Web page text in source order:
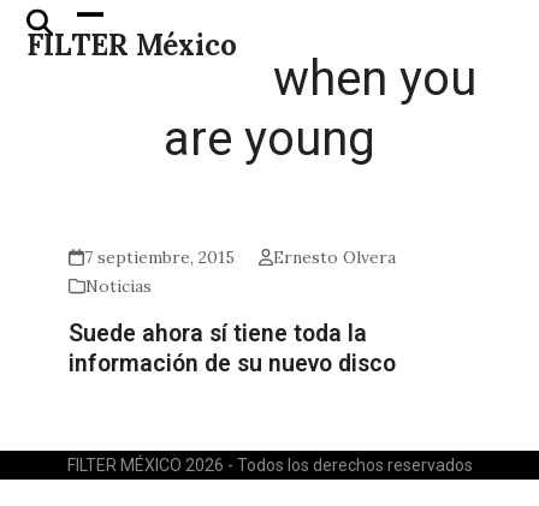
Skip
FILTER México
Open
mobile
Close
mobile
when you
are young
7 septiembre, 2015
Ernesto Olvera
Noticias
Suede ahora sí tiene toda la
información de su nuevo disco
FILTER MÉXICO 2026 - Todos los derechos reservados